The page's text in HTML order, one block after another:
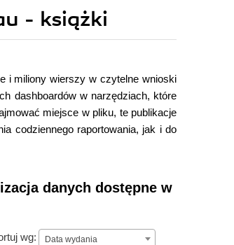
- książki
i miliony wierszy w czytelne wnioski
dashboardów w narzędziach, które
miejsce w pliku, te publikacje
codziennego raportowania, jak i do
danych dostępne w
wg: Data wydania
Data wydania